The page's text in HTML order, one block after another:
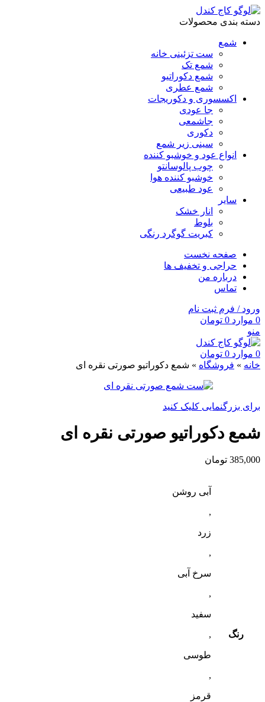
دسته بندی محصولات
شمع
ست تزئینی خانه
شمع تک
شمع دکوراتیو
شمع عطری
اکسسوری و دکوریجات
جا عودی
جاشمعی
دکوری
سینی زیر شمع
انواع عود و خوشبو کننده
چوب پالوسانتو
خوشبو کننده هوا
عود طبیعی
سایر
انار خشک
بلوط
کبریت گوگرد رنگی
صفحه نخست
حراجی و تخفیف ها
درباره من
تماس
ورود / فرم ثبت نام
0 موارد 0 تومان
منو
0 موارد 0 تومان
خانه » فروشگاه » شمع دکوراتیو صورتی نقره ای
برای بزرگنمایی کلیک کنید
شمع دکوراتیو صورتی نقره ای
385,000 تومان
رنگ
آبی روشن
,
زرد
,
سرخ آبی
,
سفید
,
طوسی
,
قرمز